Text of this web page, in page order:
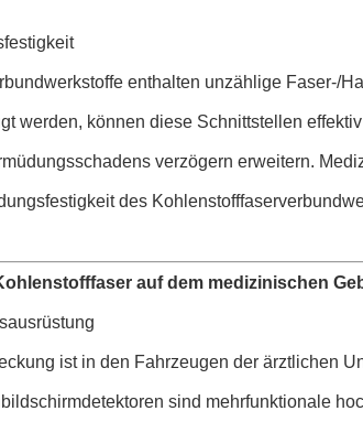
enthalten unzählige Faser-/
werden, können diese Schnittstellen
verzögern erweitern.
des
auf dem medizinischen
ist in den Fahrzeugen der ärztlichen
sind mehrfunktionale